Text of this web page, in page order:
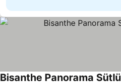
Bisanthe Panorama